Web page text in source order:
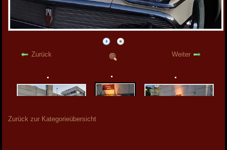
Zurück Weiter
Zurück zur Kategorieübersicht